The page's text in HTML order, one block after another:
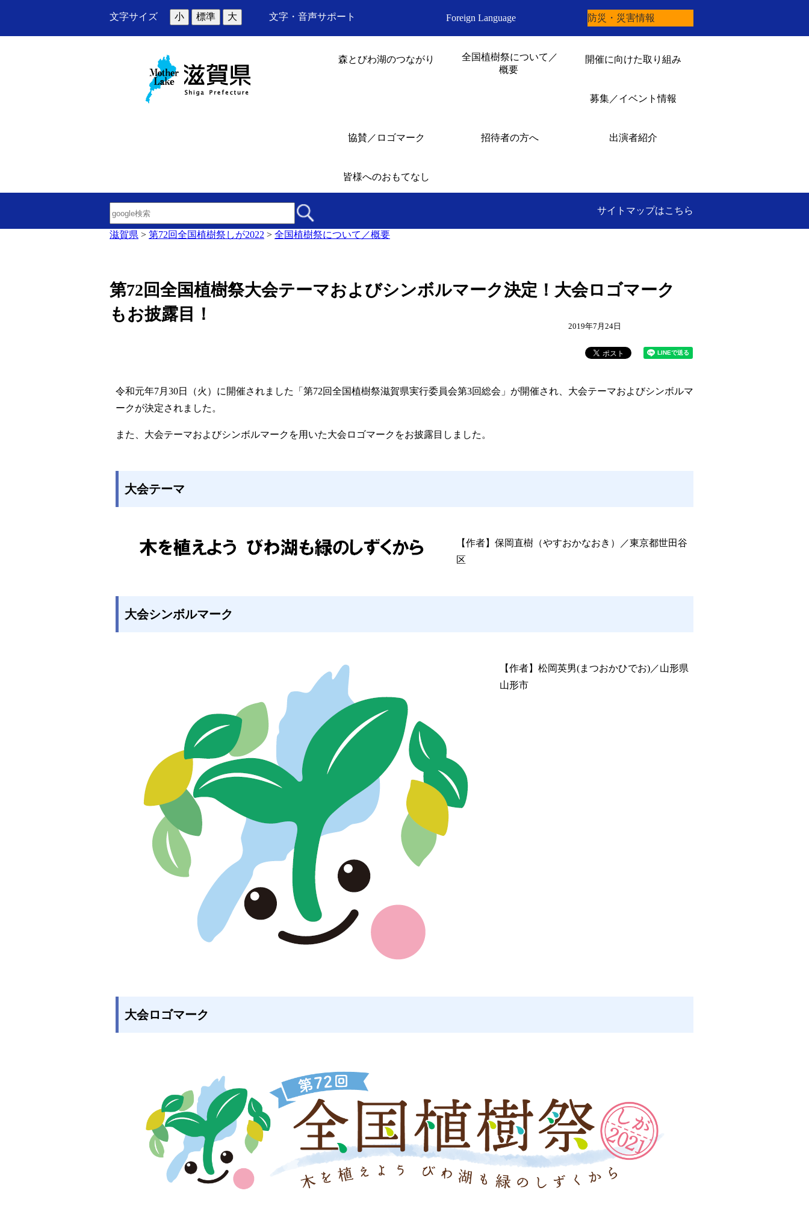
文字サイズ 小 標準 大 文字・音声サポート Foreign Language 防災・災害情報
森とびわ湖のつながり
全国植樹祭について／
概要
開催に向けた取り組み
募集／イベント情報
協賛／ロゴマーク 招待者の方へ 出演者紹介
皆様へのおもてなし
サイトマップはこちら
滋賀県 > 第72回全国植樹祭しが2022 > 全国植樹祭について／概要
第72回全国植樹祭大会テーマおよびシンボルマーク決定！大会ロゴマーク
もお披露目！
2019年7月24日
令和元年7月30日（火）に開催されました「第72回全国植樹祭滋賀県実行委員会第3回総会」が開催され、大会テーマおよびシンボルマ
ークが決定されました。
また、大会テーマおよびシンボルマークを用いた大会ロゴマークをお披露目しました。
大会テーマ
【作者】 保岡直樹（やすおかなおき）／東京都世田谷
区
大会シンボルマーク
【作者】松岡英男(まつおかひでお)／山形県
山形市
大会ロゴマーク